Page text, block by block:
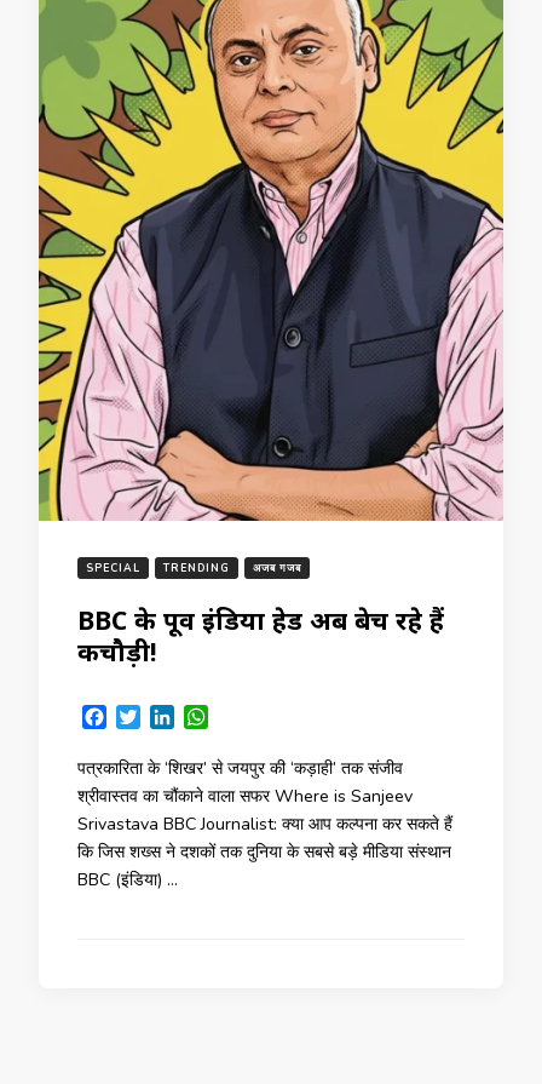
SPECIAL TRENDING अजब गजब
BBC के पूर्व इंडिया हेड अब बेच रहे हैं
कचौड़ी!
Facebook
TwitterLinkedIn
पत्रकारिता के ‘शिखर’ से जयपुर की ‘कड़ाही’ तक संजीव
श्रीवास्तव का चौंकाने वाला सफर Where is Sanjeev
Srivastava BBC Journalist: क्या आप कल्पना कर सकते हैं
कि जिस शख्स ने दशकों तक दुनिया के सबसे बड़े मीडिया संस्थान
BBC (इंडिया) …